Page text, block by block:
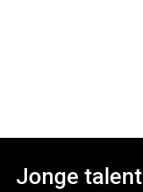
Jonge